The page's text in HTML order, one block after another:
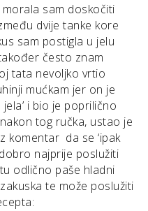
sam doskočiti
dvije tanke kore
sam postigla u jelu
često znam
tata nevoljko vrtio
mućkam jer on je
i bio je poprilično
tog ručka, ustao je
komentar da se ‘ipak
najprije poslužiti
odlično paše hladni
te može poslužiti